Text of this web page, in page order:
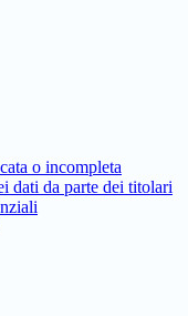
o incompleta
dati da parte dei titolari